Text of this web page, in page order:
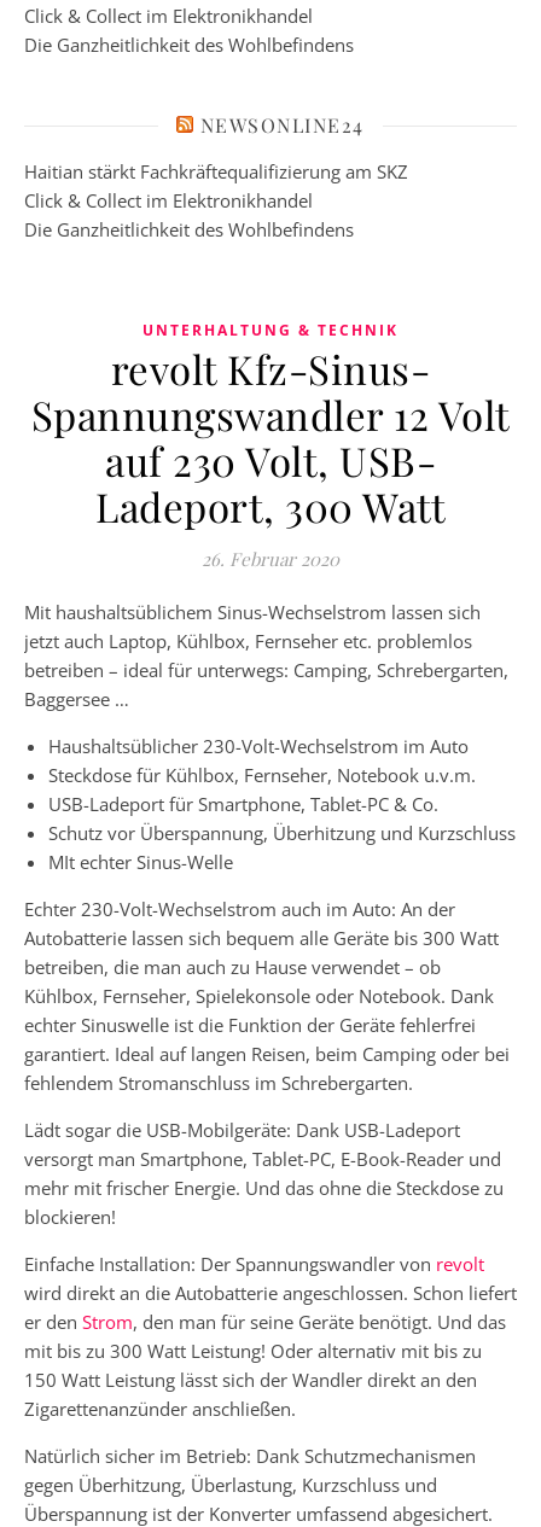
Click & Collect im Elektronikhandel
Die Ganzheitlichkeit des Wohlbefindens
NEWSONLINE24
Haitian stärkt Fachkräftequalifizierung am SKZ
Click & Collect im Elektronikhandel
Die Ganzheitlichkeit des Wohlbefindens
UNTERHALTUNG & TECHNIK
revolt Kfz-Sinus-
Spannungswandler 12 Volt
auf 230 Volt, USB-
Ladeport, 300 Watt
26. Februar 2020
Mit haushaltsüblichem Sinus-Wechselstrom lassen sich
jetzt auch Laptop, Kühlbox, Fernseher etc. problemlos
betreiben – ideal für unterwegs: Camping, Schrebergarten,
Baggersee …
Haushaltsüblicher 230-Volt-Wechselstrom im Auto
Steckdose für Kühlbox, Fernseher, Notebook u.v.m.
USB-Ladeport für Smartphone, Tablet-PC & Co.
Schutz vor Überspannung, Überhitzung und Kurzschluss
MIt echter Sinus-Welle
Echter 230-Volt-Wechselstrom auch im Auto: An der
Autobatterie lassen sich bequem alle Geräte bis 300 Watt
betreiben, die man auch zu Hause verwendet – ob
Kühlbox, Fernseher, Spielekonsole oder Notebook. Dank
echter Sinuswelle ist die Funktion der Geräte fehlerfrei
garantiert. Ideal auf langen Reisen, beim Camping oder bei
fehlendem Stromanschluss im Schrebergarten.
Lädt sogar die USB-Mobilgeräte: Dank USB-Ladeport
versorgt man Smartphone, Tablet-PC, E-Book-Reader und
mehr mit frischer Energie. Und das ohne die Steckdose zu
blockieren!
Einfache Installation: Der Spannungswandler von revolt
wird direkt an die Autobatterie angeschlossen. Schon liefert
er den Strom, den man für seine Geräte benötigt. Und das
mit bis zu 300 Watt Leistung! Oder alternativ mit bis zu
150 Watt Leistung lässt sich der Wandler direkt an den
Zigarettenanzünder anschließen.
Natürlich sicher im Betrieb: Dank Schutzmechanismen
gegen Überhitzung, Überlastung, Kurzschluss und
Überspannung ist der Konverter umfassend abgesichert.